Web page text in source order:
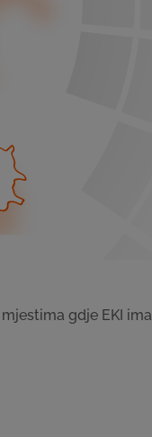
gdje EKI ima